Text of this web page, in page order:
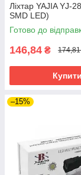
Ліхтар YAJIA YJ-
SMD LED)
Готово до
146,84 ₴
Купити
–15%